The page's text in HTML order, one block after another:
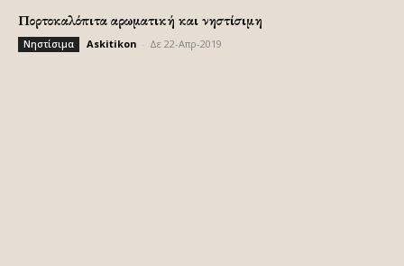
Πορτοκαλόπιτα αρωματική και νηστίσιμη
Νηστίσιμα Askitikon Δε 22-Απρ-2019